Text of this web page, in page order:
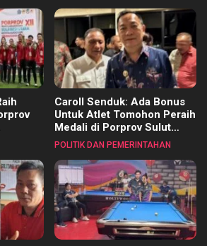
Caroll Senduk: Ada Bonus
Untuk Atlet Tomohon Peraih
Medali di Porprov Sulut
2025
POLITIK DAN PEMERINTAHAN